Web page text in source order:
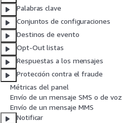
Palabras clave
Conjuntos de configuraciones
Destinos de evento
Opt-Out listas
Respuestas a los mensajes
Protección contra el fraude
Métricas del panel
Envío de un mensaje SMS o de voz
Envío de un mensaje MMS
Notificar